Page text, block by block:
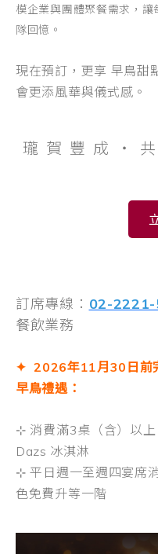
模企業與團體聚餐需求，
隊回憶。
現在預訂，更享 早鳥甜
會更添風華與儀式感。
瓏賀豐成・
訂席專線： 02-
餐飲業務
✦ 2026年11月30日前
早鳥禮遇：
⊹ 消費滿3桌（含）以
Dazs 冰淇淋
⊹ 平日週一至週四宴席
色免費升等一階